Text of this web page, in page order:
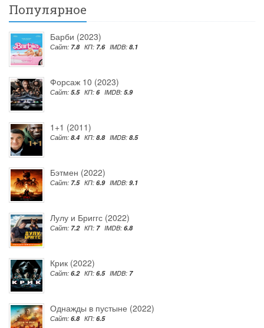
Популярное
Барби (2023)
Сайт: 7.8 КП: 7.6 IMDB: 8.1
Форсаж 10 (2023)
Сайт: 5.5 КП: 6 IMDB: 5.9
1+1 (2011)
Сайт: 8.4 КП: 8.8 IMDB: 8.5
Бэтмен (2022)
Сайт: 7.5 КП: 6.9 IMDB: 9.1
Лулу и Бриггс (2022)
Сайт: 7.2 КП: 7 IMDB: 6.8
Крик (2022)
Сайт: 6.2 КП: 6.5 IMDB: 7
Однажды в пустыне (2022)
Сайт: 6.8 КП: 6.5